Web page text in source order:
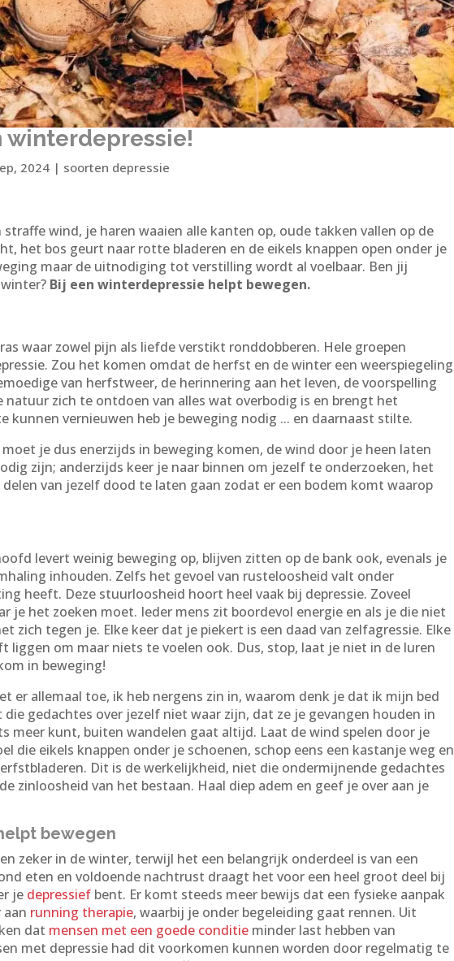
winterdepressie!
2024 | soorten depressie
wind, je haren waaien alle kanten op, oude takken vallen op de
het bos geurt naar rotte bladeren en de eikels knappen open onder je
maar de uitnodiging tot verstilling wordt al voelbaar. Ben jij
Bij een winterdepressie helpt bewegen.
waar zowel pijn als liefde verstikt ronddobberen. Hele groepen
Zou het komen omdat de herfst en de winter een weerspiegeling
van herfstweer, de herinnering aan het leven, de voorspelling
natuur zich te ontdoen van alles wat overbodig is en brengt het
kunnen vernieuwen heb je beweging nodig ... en daarnaast stilte.
je dus enerzijds in beweging komen, de wind door je heen laten
zijn; anderzijds keer je naar binnen om jezelf te onderzoeken, het
van jezelf dood te laten gaan zodat er een bodem komt waarop
levert weinig beweging op, blijven zitten op de bank ook, evenals je
inhouden. Zelfs het gevoel van rusteloosheid valt onder
heeft. Deze stuurloosheid hoort heel vaak bij depressie. Zoveel
je het zoeken moet. Ieder mens zit boordevol energie en als je die niet
zich tegen je. Elke keer dat je piekert is een daad van zelfagressie. Elke
liggen om maar niets te voelen ook. Dus, stop, laat je niet in de luren
in beweging!
er allemaal toe, ik heb nergens zin in, waarom denk je dat ik mijn bed
gedachtes over jezelf niet waar zijn, dat ze je gevangen houden in
meer kunt, buiten wandelen gaat altijd. Laat de wind spelen door je
die eikels knappen onder je schoenen, schop eens een kastanje weg en
Dit is de werkelijkheid, niet die ondermijnende gedachtes
zinloosheid van het bestaan. Haal diep adem en geef je over aan je
bewegen
zeker in de winter, terwijl het een belangrijk onderdeel is van een
eten en voldoende nachtrust draagt het voor een heel groot deel bij
je depressief bent. Er komt steeds meer bewijs dat een fysieke aanpak
running therapie, waarbij je onder begeleiding gaat rennen. Uit
dat mensen met een goede conditie minder last hebben van
met depressie had dit voorkomen kunnen worden door regelmatig te